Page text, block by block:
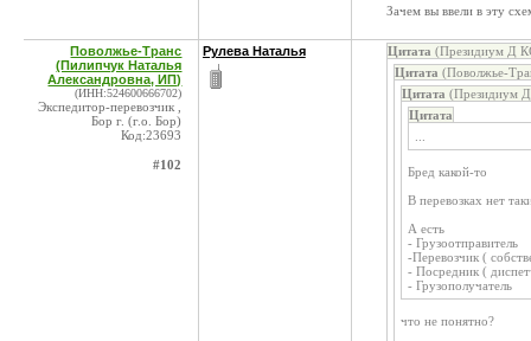
Зачем вы ввели в эту
Поволжье-Транс
(Пилипчук Наталья
Александровна, ИП)
(ИНН:524600666702)
Экспедитор-перевозчик ,
Бор г. (г.о. Бор)
Код:23693
#102
Рулева Наталья Цитата (Президиум Д
Цитата (Поволжье-
Цитата (Президиум
Цитата
Бред какой-то
В перевозках нет
А есть
- Грузоотправитель
-Перевозчик (
- Посредник (
- Грузополучатель
что не понятно?